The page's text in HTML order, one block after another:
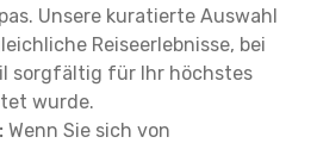
Unsere kuratierte Auswahl
Reiseerlebnisse, bei
sorgfältig für Ihr höchstes
wurde.
Wenn Sie sich von